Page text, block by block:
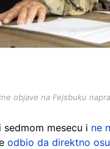
objave na Fejsbuku
mesecu i ne
odbio da direktno